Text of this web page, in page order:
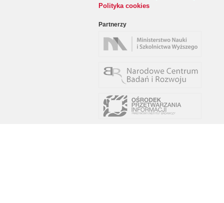
Polityka cookies
Partnerzy